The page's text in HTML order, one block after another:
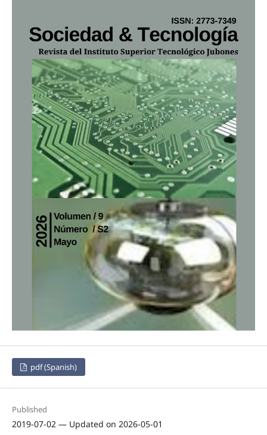
pdf (Spanish)
Published
2019-07-02 — Updated on 2026-05-01